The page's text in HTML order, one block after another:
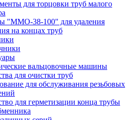
для торцовки труб малого
"ММО-38-100" для удаления
на концах труб
вальцовочные машины
для очистки труб
для обслуживания резьбовых
для герметизации конца трубы